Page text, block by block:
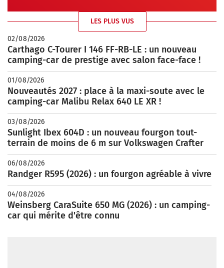
LES PLUS VUS
02/08/2026
Carthago C-Tourer I 146 FF-RB-LE : un nouveau
camping-car de prestige avec salon face-face !
01/08/2026
Nouveautés 2027 : place à la maxi-soute avec le
camping-car Malibu Relax 640 LE XR !
03/08/2026
Sunlight Ibex 604D : un nouveau fourgon tout-
terrain de moins de 6 m sur Volkswagen Crafter
06/08/2026
Randger R595 (2026) : un fourgon agréable à vivre
04/08/2026
Weinsberg CaraSuite 650 MG (2026) : un camping-
car qui mérite d'être connu